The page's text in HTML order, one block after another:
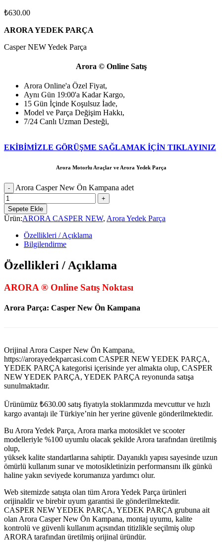
₺630.00
ARORA YEDEK PARÇA
Casper NEW Yedek Parça
Arora © Online Satış
Arora Online'a Özel Fiyat,
Aynı Gün 19:00'a Kadar Kargo,
15 Gün İçinde Koşulsuz İade,
Model ve Parça Değişim Hakkı,
7/24 Canlı Uzman Desteği,
EKİBİMİZLE GÖRÜŞME SAĞLAMAK İÇİN TIKLAYINIZ
Arora Motorlu Araçlar ve Arora Yedek Parça
Arora Casper New Ön Kampana adet
Sepete Ekle
Ürün:ARORA CASPER NEW, Arora Yedek Parça
Özellikleri / Açıklama
Bilgilendirme
Özellikleri / Açıklama
ARORA ® Online Satış Noktası
Arora Parça: Casper New Ön Kampana
Orijinal Arora Casper New Ön Kampana,
https://arorayedekparcasi.com CASPER NEW YEDEK PARÇA,
YEDEK PARÇA kategorisi içerisinde yer almakta olup, CASPER
NEW YEDEK PARÇA, YEDEK PARÇA reyonunda satışa
sunulmaktadır.
Ürünümüz ₺630.00 satış fiyatıyla stoklarımızda mevcuttur ve hızlı
kargo avantajı ile Türkiye’nin her yerine güvenle gönderilmektedir.
Bu Arora Yedek Parça, Arora marka motosiklet ve scooter
modelleriyle %100 uyumlu olacak şekilde Arora tarafından üretilmiş
olup,
yüksek kalite standartlarına sahiptir. Dayanıklı yapısı sayesinde uzun
ömürlü kullanım sunar ve motosikletinizin performansını ilk günkü
haline yakın seviyede korumanıza yardımcı olur.
Web sitemizde satışta olan tüm Arora Yedek Parça ürünleri
orijinaldir ve birebir uyum garantisi ile gönderilmektedir.
CASPER NEW YEDEK PARÇA, YEDEK PARÇA grubuna ait
olan Arora Casper New Ön Kampana, montaj uyumu, kalite
kontrolü ve güvenli kullanım açısından titizlikle seçilmiş olup
ARORA tarafından üretilmiş orijinal üründür.